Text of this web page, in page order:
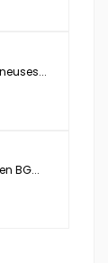
BG...